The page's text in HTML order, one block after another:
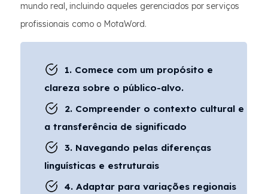
mundo real, incluindo aqueles gerenciados por serviços
profissionais como o MotaWord.
1. Comece com um propósito e
clareza sobre o público-alvo.
2. Compreender o contexto cultural e
a transferência de significado
3. Navegando pelas diferenças
linguísticas e estruturais
4. Adaptar para variações regionais